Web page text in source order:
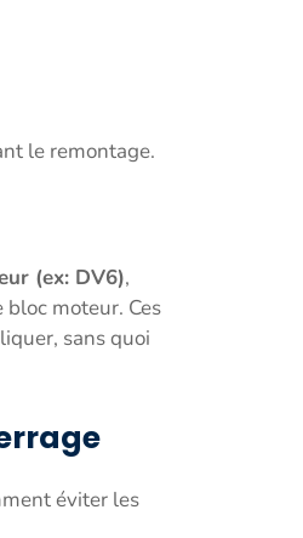
le remontage.
(ex: DV6),
bloc moteur. Ces
sans quoi
éviter les